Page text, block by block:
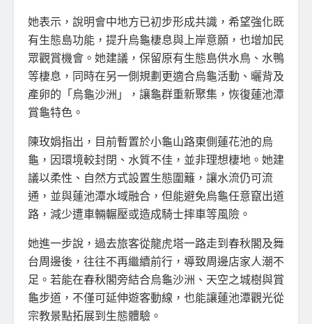
她表示，說明會中地方已初步形成共識，希望強化既
有生態島功能，提升烏龜棲息與上岸意願，也增加民
眾觀賞機會。她建議，保留原有生態島供水鳥、水鴨
等棲息，同時在另一側規劃更適合烏龜活動、曬背及
產卵的「烏龜沙洲」，讓龜群重新聚集，恢復蓮池潭
賞龜特色。
陳玫娟指出，目前暫置於小龜山路東側蓮花池的烏
龜，因環境較封閉、水質不佳，並非理想棲地。她建
議以柔性、自然方式設置生態圍籬，讓水流仍可流
通，並與蓮池潭水域融合，但能避免烏龜任意竄出道
路，減少遭車輛輾壓或造成騎士摔車等風險。
她進一步說，過去旅客從龍虎塔一路走到春秋閣及舞
台周邊後，往往不再繼續前行，導致周邊店家人潮不
足。若能在春秋閣旁結合烏龜沙洲、天空之城樹與賞
龜步道，不僅可延伸遊客動線，也能讓蓮池潭觀光從
宗教景點拓展到生態體驗。